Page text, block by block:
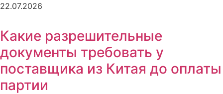
22.07.2026
Какие разрешительные
документы требовать у
поставщика из Китая до оплаты
партии